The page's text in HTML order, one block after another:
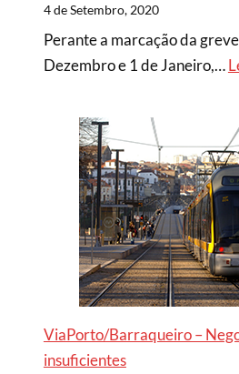
4 de Setembro, 2020
Perante a marcação da
Dezembro e 1 de Janeiro,…
ViaPorto/Barraqueiro –
insuficientes